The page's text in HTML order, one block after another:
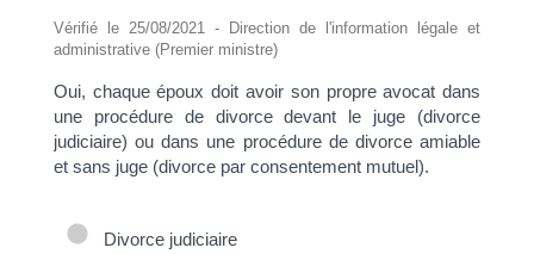
Vérifié le 25/08/2021 - Direction de l'information légale et
administrative (Premier ministre)
Oui, chaque époux doit avoir son propre avocat dans
une procédure de divorce devant le juge (divorce
judiciaire) ou dans une procédure de divorce amiable
et sans juge (divorce par consentement mutuel).
Divorce judiciaire